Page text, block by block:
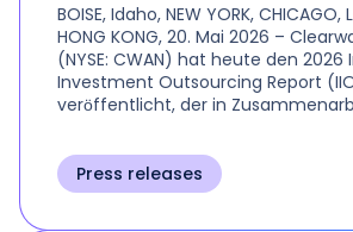
BOISE, Idaho, NEW YORK, CHICAGO,
HONG KONG, 20. Mai 2026 –
(NYSE: CWAN) hat heute den 2026
Investment Outsourcing Report
veröffentlicht, der in
Press releases